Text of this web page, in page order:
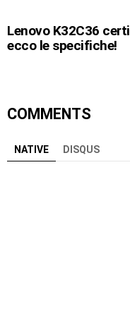
Lenovo K32C36
ecco le specifiche!
COMMENTS
NATIVE DISQUS